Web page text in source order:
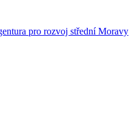
pro rozvoj střední Moravy